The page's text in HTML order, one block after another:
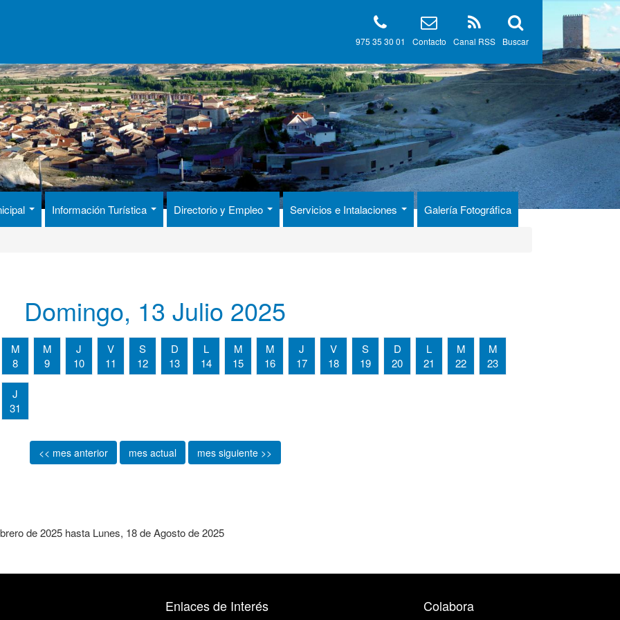
Buscar
Canal RSS
Contacto
975 35 30 01
Información Turística Directorio y Empleo Servicios e Intalaciones Galería Fotográfica
Domingo, 13 Julio 2025
M
8
M
9
J
10
V
11
S
12
D
13
L
14
M
15
M
16
J
17
V
18
S
19
D
20
L
21
M
22
M
23
J
31
<< mes anterior mes actual mes siguiente >>
de 2025hasta Lunes, 18 de Agosto de 2025
Enlaces de Interés Colabora